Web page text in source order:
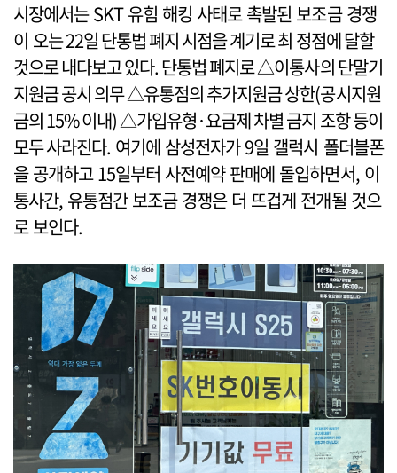
시장에서는 SKT 유힘 해킹 사태로 촉발된 보조금 경쟁
이 오는 22일 단통법 폐지 시점을 계기로 최 정점에 달할
것으로 내다보고 있다. 단통법 폐지로 △이통사의 단말기
지원금 공시 의무 △유통점의 추가지원금 상한(공시지원
금의 15% 이내) △가입유형·요금제 차별 금지 조항 등이
모두 사라진다. 여기에 삼성전자가 9일 갤럭시 폴더블폰
을 공개하고 15일부터 사전예약 판매에 돌입하면서, 이
통사간, 유통점간 보조금 경쟁은 더 뜨겁게 전개될 것으
로 보인다.